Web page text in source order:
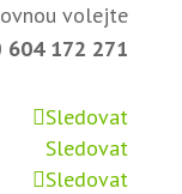
volejte
604 172 271
Sledovat
Sledovat
Sledovat